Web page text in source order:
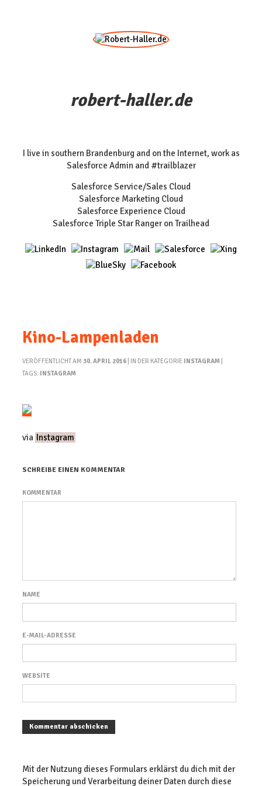
robert-haller.de
I live in southern Brandenburg and on the Internet, work as
Salesforce Admin and #trailblazer
Salesforce Service/Sales Cloud
Salesforce Marketing Cloud
Salesforce Experience Cloud
Salesforce Triple Star Ranger on Trailhead
Kino-Lampenladen
VERÖFFENTLICHT AM 30. APRIL 2016 | IN DER KATEGORIE INSTAGRAM
TAGS: INSTAGRAM
via Instagram
SCHREIBE EINEN KOMMENTAR
KOMMENTAR
NAME
E-MAIL-ADRESSE
WEBSITE
Mit der Nutzung dieses Formulars erklärst du dich mit der
Speicherung und Verarbeitung deiner Daten durch diese